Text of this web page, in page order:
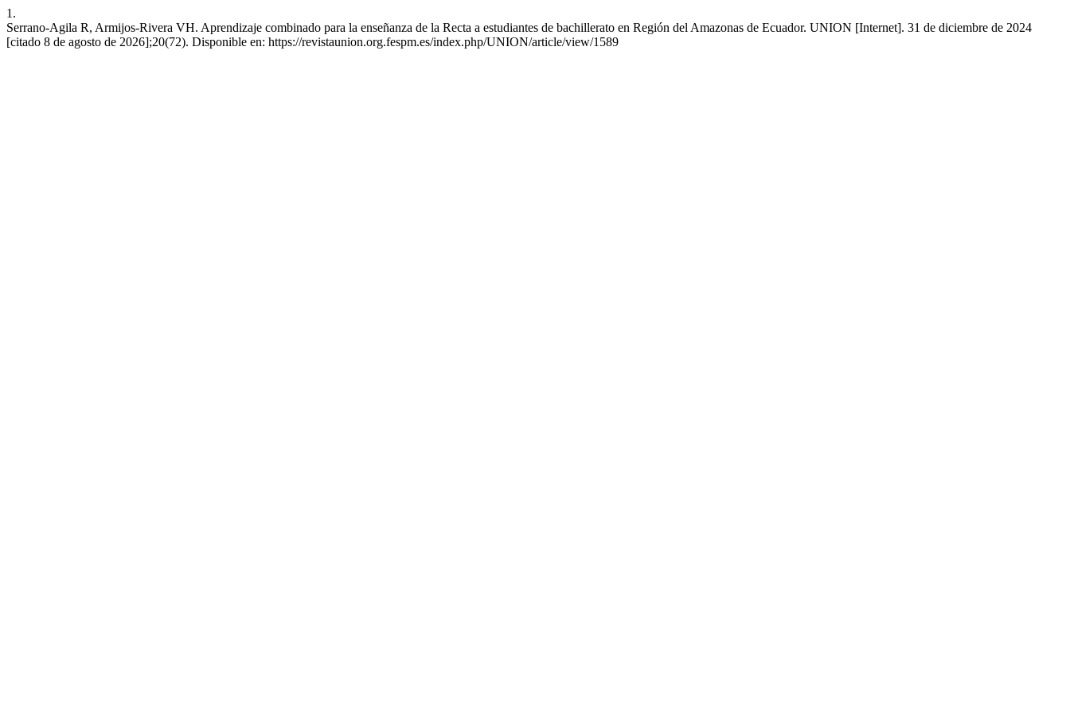
1.
Serrano-Agila R, Armijos-Rivera VH. Aprendizaje combinado para la enseñanza de la Recta a estudiantes de bachillerato en Región del Amazonas de Ecuador. UNION [Internet]. 31 de diciembre de 2024
[citado 8 de agosto de 2026];20(72). Disponible en: https://revistaunion.org.fespm.es/index.php/UNION/article/view/1589